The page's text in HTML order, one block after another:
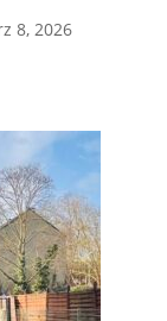
8, 2026